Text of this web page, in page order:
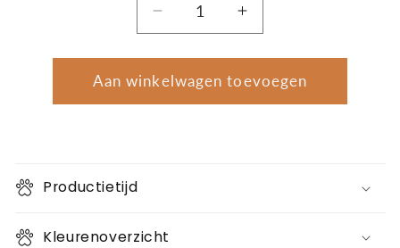
Aantal
Aantal
verlagen
voor
Afwerking
handvat
Aantal
verhogen
voor
Afwerking
handvat
Aan winkelwagen toevoegen
Productietijd
Kleurenoverzicht